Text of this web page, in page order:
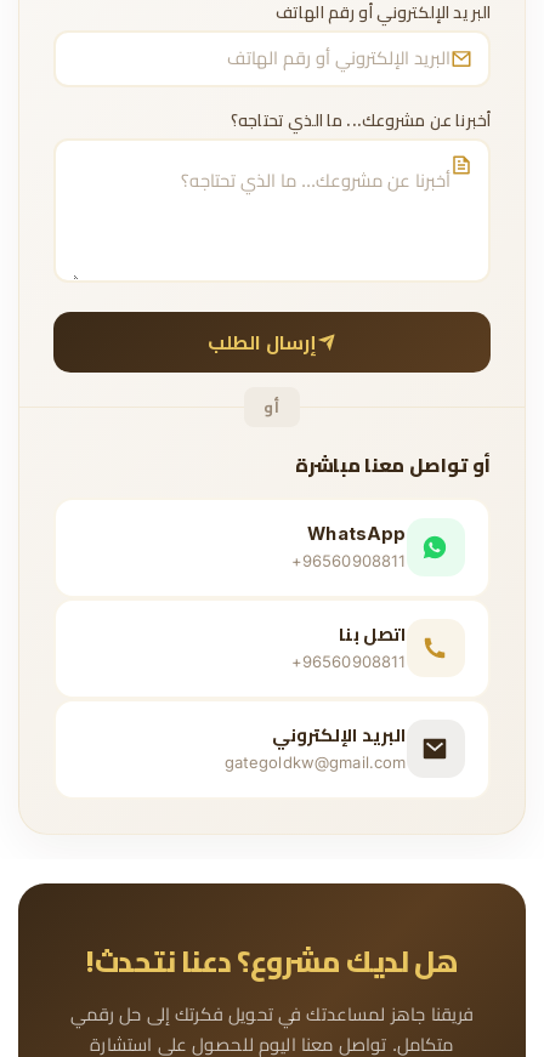
البريد الإلكتروني أو رقم الهاتف
أخبرنا عن مشروعك... ما الذي تحتاجه؟
إرسال الطلب
أو
أو تواصل معنا مباشرة
WhatsApp
+96560908811
اتصل بنا
+96560908811
البريد الإلكتروني
gategoldkw@gmail.com
هل لديك مشروع؟ دعنا نتحدث!
فريقنا جاهز لمساعدتك في تحويل فكرتك إلى حل رقمي
متكامل. تواصل معنا اليوم للحصول على استشارة